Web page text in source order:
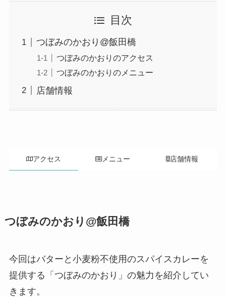
目次
つぼみのかおり@飯田橋
つぼみのかおりのアクセス
つぼみのかおりのメニュー
店舗情報
アクセス メニュー 店舗情報
つぼみのかおり@飯田橋
今回はバターと小麦粉不使用のスパイスカレーを
提供する「つぼみのかおり」の魅力を紹介してい
きます。